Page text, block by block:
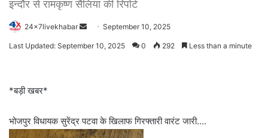
इन्दौर से रामकृष्ण सैलिया की रिपोर्ट
24x7livekhabar
SendSeptember 10, 2025
Last Updated: September 10, 2025 0 292 Less than a minute
*बड़ी खबर*
भोजपुर विधायक सुरेंद्र पटवा के खिलाफ गिरफ्तारी वारंट जारी….